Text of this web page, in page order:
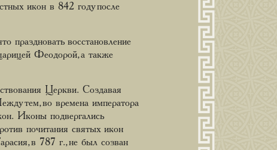
икон в 842 году после
восстановление
Феодорой, а также
Церкви. Создавая
тем, во времена императора
Иконы подвергались
почитания святых икон
в 787 г., не был созван